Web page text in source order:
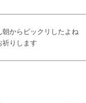
朝からビックリしたよね
祈りします